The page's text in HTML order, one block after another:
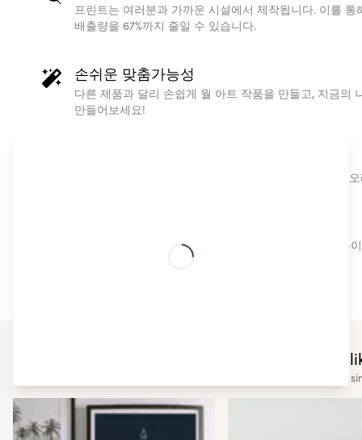
프린트는 여러분과 가까운 시설에서 제작됩니다. 이를
배출량을 67%까지 줄일 수 있습니다.
손쉬운 맞춤가능성
다른 제품과 달리 손쉽게 월 아트 작품을 만들고, 지금의
만들어보세요!
고품질의 주문 인쇄 방식의 개인 맞춤형 지도 포스터는
트렌디한 고품질 스칸디나비아 디자인은 전문가의 도움
You may also
Check out some of our other